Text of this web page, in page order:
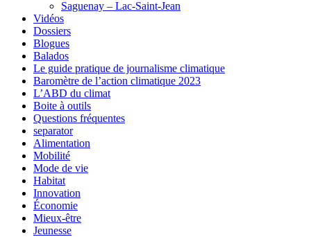
Saguenay – Lac-Saint-Jean
Vidéos
Dossiers
Blogues
Balados
Le guide pratique de journalisme climatique
Baromètre de l’action climatique 2023
L’ABD du climat
Boite à outils
Questions fréquentes
separator
Alimentation
Mobilité
Mode de vie
Habitat
Innovation
Économie
Mieux-être
Jeunesse